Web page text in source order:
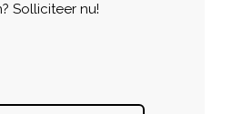
Solliciteer nu!